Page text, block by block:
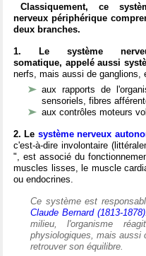
Classiquement, ce
nerveux périphérique
deux branches.
1. Le système
somatique, appelé aussi
nerfs, mais aussi de ganglions,
aux rapports de
sensoriels, fibres
aux contrôles moteurs
2. Le système nerveux
c'est-à-dire involontaire
", est associé du
muscles lisses, le muscle
ou endocrines.
Ce système est
Claude Bernard (1813-1878)
milieu, l'organisme
physiologiques, mais aussi
retrouver son équilibre.